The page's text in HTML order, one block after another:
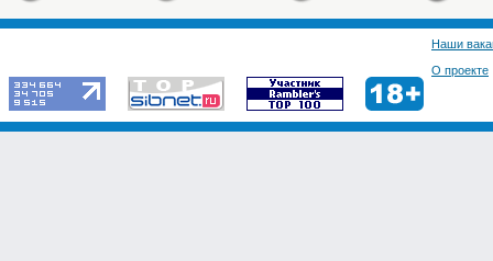
Наши
О проекте